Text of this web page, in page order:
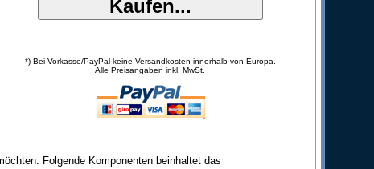
*) Bei Vorkasse/PayPal keine Versandkosten innerhalb von Europa.
Alle Preisangaben inkl. MwSt.
Folgende Komponenten beinhaltet das